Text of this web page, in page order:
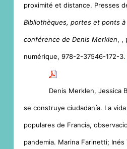
proximité et distance. Presses
Bibliothèques, portes et ponts à
conférence de Denis Merklen, ,
numérique, 978-2-37546-172-3.
Denis Merklen, Jessica
se construye ciudadanía. La
populares de Francia,
pandemia. Marina Farinetti; Inés